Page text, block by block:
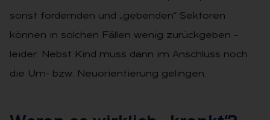
sonst fordernden und „gebenden“ Sektoren
können in solchen Fällen wenig zurückgeben –
leider. Nebst Kind muss dann im Anschluss noch
die Um- bzw. Neuorientierung gelingen.